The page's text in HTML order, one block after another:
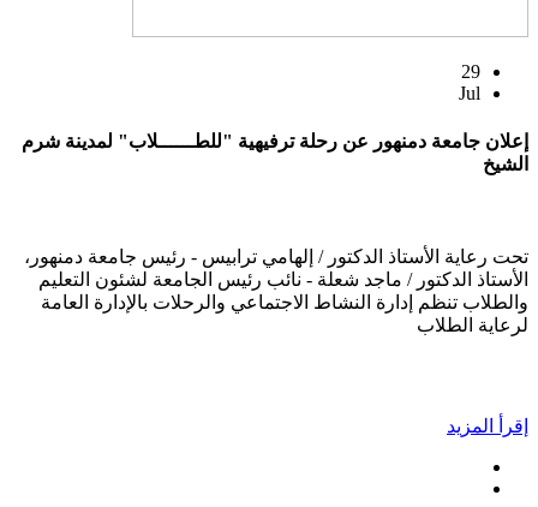
29
Jul
إعلان جامعة دمنهور عن رحلة ترفيهية "للطــــــلاب" لمدينة شرم
الشيخ
تحت رعاية الأستاذ الدكتور / إلهامي ترابيس - رئيس جامعة دمنهور،
الأستاذ الدكتور / ماجد شعلة - نائب رئيس الجامعة لشئون التعليم
والطلاب تنظم إدارة النشاط الاجتماعي والرحلات بالإدارة العامة
لرعاية الطلاب
إقرأ المزيد